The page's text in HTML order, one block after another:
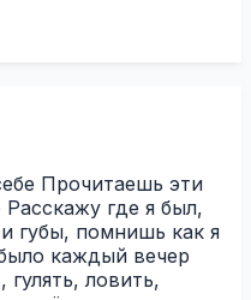
Прочитаешь эти
где я был,
губы, помнишь как я
каждый вечер
ловить,